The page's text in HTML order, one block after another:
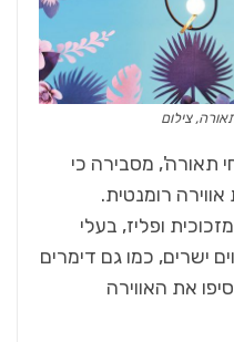
תאורה', מסבירה כי
רומנטית.
ופליז, בעלי
ישרים, כמו גם דימרים
את האווירה